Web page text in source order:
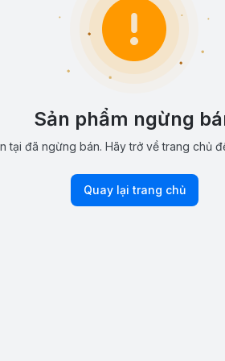
Sản phẩm ngừng
tại đã ngừng bán. Hãy trở về trang chủ
Quay lại trang chủ